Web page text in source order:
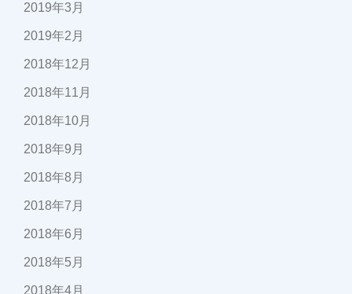
2019年3月
2019年2月
2018年12月
2018年11月
2018年10月
2018年9月
2018年8月
2018年7月
2018年6月
2018年5月
2018年4月